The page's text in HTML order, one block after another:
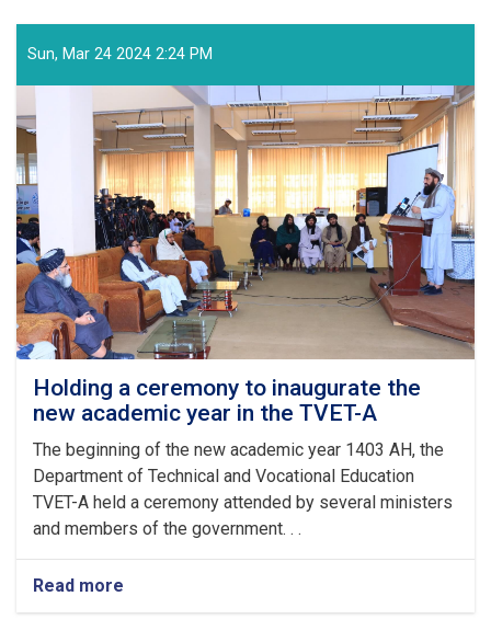
of
the
Leader
of
the
Islamic
Emirate
on
the
Arrival
of
the
Auspicious
Eid-
ul
Fitr
Sun, Mar 24 2024 2:24 PM
Holding a ceremony to inaugurate the
new academic year in the TVET-A
The beginning of the new academic year 1403 AH, the
Department of Technical and Vocational Education
TVET-A held a ceremony attended by several ministers
and members of the government. . .
Read more
Holding